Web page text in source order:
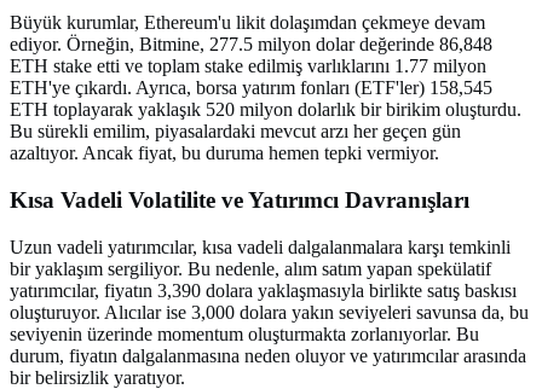
Büyük kurumlar, Ethereum'u likit dolaşımdan çekmeye devam
ediyor. Örneğin, Bitmine, 277.5 milyon dolar değerinde 86,848
ETH stake etti ve toplam stake edilmiş varlıklarını 1.77 milyon
ETH'ye çıkardı. Ayrıca, borsa yatırım fonları (ETF'ler) 158,545
ETH toplayarak yaklaşık 520 milyon dolarlık bir birikim oluşturdu.
Bu sürekli emilim, piyasalardaki mevcut arzı her geçen gün
azaltıyor. Ancak fiyat, bu duruma hemen tepki vermiyor.
Kısa Vadeli Volatilite ve Yatırımcı Davranışları
Uzun vadeli yatırımcılar, kısa vadeli dalgalanmalara karşı temkinli
bir yaklaşım sergiliyor. Bu nedenle, alım satım yapan spekülatif
yatırımcılar, fiyatın 3,390 dolara yaklaşmasıyla birlikte satış baskısı
oluşturuyor. Alıcılar ise 3,000 dolara yakın seviyeleri savunsa da, bu
seviyenin üzerinde momentum oluşturmakta zorlanıyorlar. Bu
durum, fiyatın dalgalanmasına neden oluyor ve yatırımcılar arasında
bir belirsizlik yaratıyor.